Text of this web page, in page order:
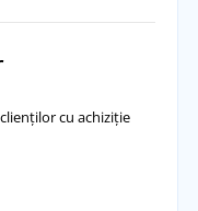
cu achiziție